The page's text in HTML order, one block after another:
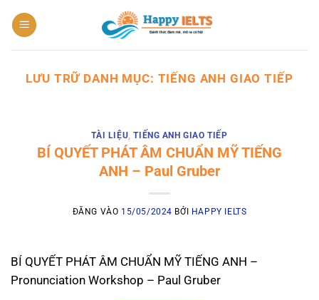
qua
LƯU TRỮ DANH MỤC: TIẾNG ANH GIAO TIẾP
TÀI LIỆU ,TIẾNG ANH GIAO TIẾP
BÍ QUYẾT PHÁT ÂM CHUẨN MỸ TIẾNG
ANH – Paul Gruber
ĐĂNG VÀO 15/05/2024 BỞI HAPPY IELTS
BÍ QUYẾT PHÁT ÂM CHUẨN MỸ TIẾNG ANH –
Pronunciation Workshop – Paul Gruber